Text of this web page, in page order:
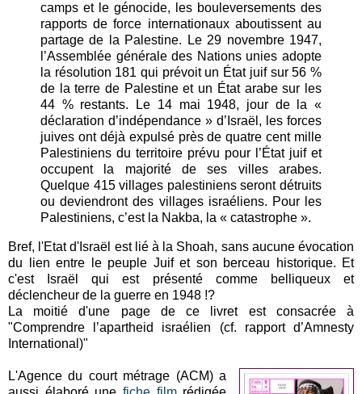
camps et le génocide, les bouleversements des
rapports de force internationaux aboutissent au
partage de la Palestine. Le 29 novembre 1947,
l’Assemblée générale des Nations unies adopte
la résolution 181 qui prévoit un État juif sur 56 %
de la terre de Palestine et un État arabe sur les
44 % restants. Le 14 mai 1948, jour de la «
déclaration d’indépendance » d’Israël, les forces
juives ont déjà expulsé près de quatre cent mille
Palestiniens du territoire prévu pour l’État juif et
occupent la majorité de ses villes arabes.
Quelque 415 villages palestiniens seront détruits
ou deviendront des villages israéliens. Pour les
Palestiniens, c’est la Nakba, la « catastrophe ».
Bref, l'Etat d'Israël est lié à la Shoah, sans aucune évocation
du lien entre le peuple Juif et son berceau historique. Et
c'est Israël qui est présenté comme belliqueux et
déclencheur de la guerre en 1948 !?
La moitié d'une page de ce livret est consacrée à
"Comprendre l’apartheid israélien (cf. rapport d’Amnesty
International)"
L'Agence du court métrage (ACM) a